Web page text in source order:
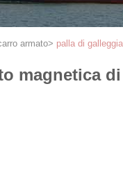
armato> palla di
magnetica